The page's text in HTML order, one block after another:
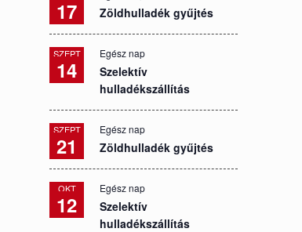
17 Zöldhulladék gyűjtés
SZEPT
14
Egész nap
Szelektív
hulladékszállítás
SZEPT
21
Egész nap
Zöldhulladék gyűjtés
OKT
12
Egész nap
Szelektív
hulladékszállítás